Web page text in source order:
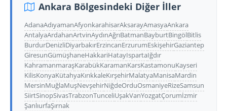
Ankara Bölgesindeki Diğer İller
AdanaAdıyamanAfyonkarahisarAksarayAmasyaAnkara
AntalyaArdahanArtvinAydınAğrıBatmanBayburtBingölBitlis
BurdurDenizliDiyarbakırErzincanErzurumEskişehirGaziantep
GiresunGümüşhaneHakkariHatayIspartaIğdır
KahramanmaraşKarabükKaramanKarsKastamonuKayseri
KilisKonyaKütahyaKırıkkaleKırşehirMalatyaManisaMardin
MersinMuğlaMuşNevşehirNiğdeOrduOsmaniyeRizeSamsun
SiirtSinopSivasTrabzonTunceliUşakVanYozgatÇorumİzmir
ŞanlıurfaŞırnak